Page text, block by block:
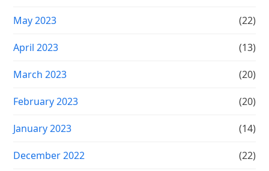
May 2023 (22)
April 2023 (13)
March 2023 (20)
February 2023 (20)
January 2023 (14)
December 2022 (22)